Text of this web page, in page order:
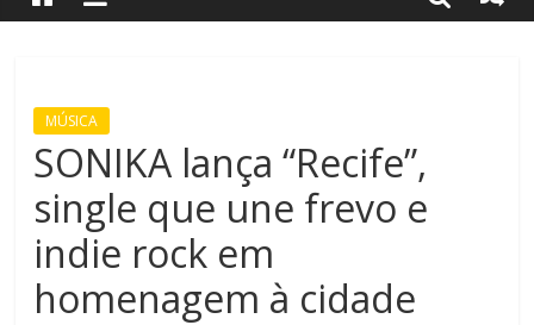
MÚSICA
SONIKA lança “Recife”,
single que une frevo e
indie rock em
homenagem à cidade